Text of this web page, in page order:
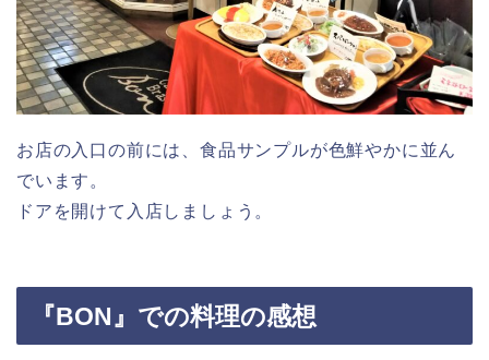
お店の入口の前には、食品サンプルが色鮮やかに並ん
でいます。
ドアを開けて入店しましょう。
『BON』での料理の感想